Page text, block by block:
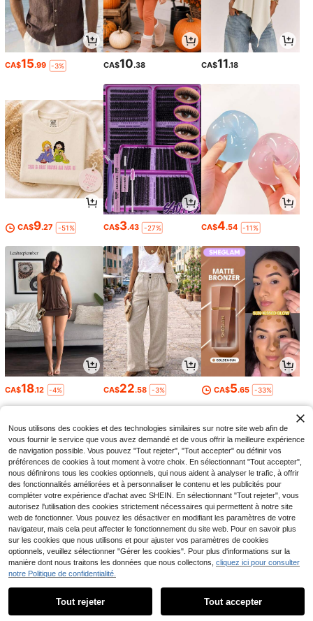
0
CA$15.99 -3% CA$10.38 CA$11.18
CA$9.27 -51% CA$3.43 -27% CA$4.54 -11%
CA$18.12 -4% CA$22.58 -3% CA$5.65 -33%
CA$2.30 CA$10.78 CA$5.19 -9%
Nous utilisons des cookies et des technologies similaires sur notre site web afin de
vous fournir le service que vous avez demandé et de vous offrir la meilleure expérience
de navigation possible. Vous pouvez "Tout rejeter", "Tout accepter" ou définir vos
préférences de cookies à tout moment à votre choix. En sélectionnant "Tout accepter",
nous définirons tous les cookies optionnels, qui nous aident à analyser le trafic, à offrir
des fonctionnalités améliorées et à personnaliser le contenu et les publicités pour
compléter votre expérience d'achat avec SHEIN. En sélectionnant "Tout rejeter", vous
autorisez l'utilisation des cookies strictement nécessaires qui permettent à notre site
web de fonctionner. Vous pouvez les désactiver en modifiant les paramètres de votre
navigateur, mais cela peut affecter le fonctionnement du site web. Pour en savoir plus
sur les cookies que nous utilisons et pour ajuster vos paramètres de cookies
optionnels, veuillez sélectionner "Gérer les cookies". Pour plus d'informations sur la
manière dont nous traitons les données que nous collectons, cliquez ici pour consulter
notre Politique de confidentialité.
Tout rejeter Tout accepter